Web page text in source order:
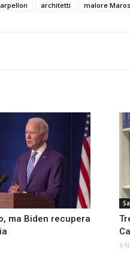
architetti malore
ma Biden recupera
6